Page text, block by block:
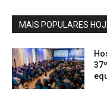
MAIS POPULARES